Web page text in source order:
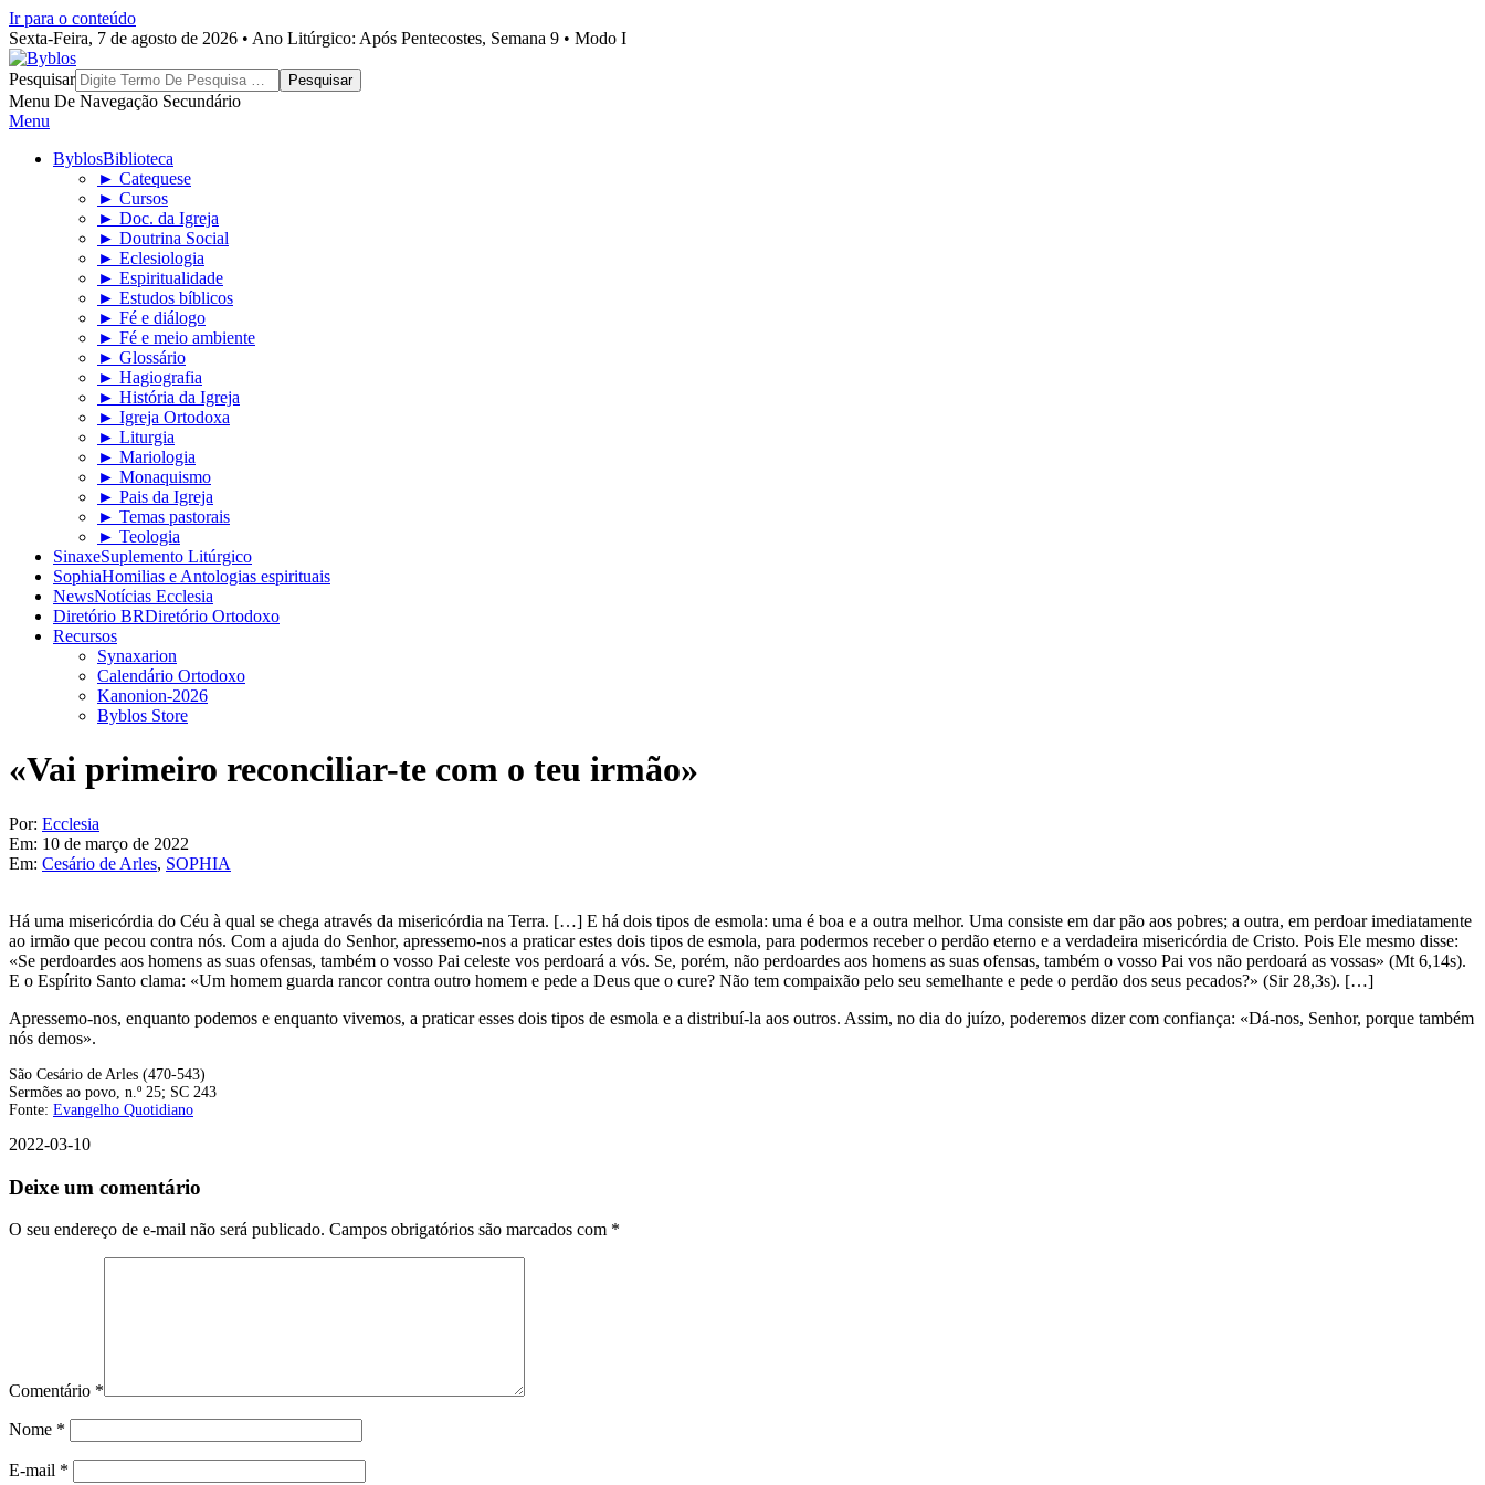
Ir para o conteúdo
Sexta-Feira, 7 de agosto de 2026 • Ano Litúrgico: Após Pentecostes, Semana 9 • Modo I
Byblos
Pesquisar
Menu De Navegação Secundário
Menu
ByblosBiblioteca
► Catequese
► Cursos
► Doc. da Igreja
► Doutrina Social
► Eclesiologia
► Espiritualidade
► Estudos bíblicos
► Fé e diálogo
► Fé e meio ambiente
► Glossário
► Hagiografia
► História da Igreja
► Igreja Ortodoxa
► Liturgia
► Mariologia
► Monaquismo
► Pais da Igreja
► Temas pastorais
► Teologia
SinaxeSuplemento Litúrgico
SophiaHomilias e Antologias espirituais
NewsNotícias Ecclesia
Diretório BRDiretório Ortodoxo
Recursos
Synaxarion
Calendário Ortodoxo
Kanonion-2026
Byblos Store
«Vai primeiro reconciliar-te com o teu irmão»
Por: Ecclesia
Em: 10 de março de 2022
Em: Cesário de Arles, SOPHIA
Há uma misericórdia do Céu à qual se chega através da misericórdia na Terra. […] E há dois tipos de esmola: uma é boa e a outra melhor. Uma consiste em dar pão aos pobres; a outra, em perdoar imediatamente
ao irmão que pecou contra nós. Com a ajuda do Senhor, apressemo-nos a praticar estes dois tipos de esmola, para podermos receber o perdão eterno e a verdadeira misericórdia de Cristo. Pois Ele mesmo disse:
«Se perdoardes aos homens as suas ofensas, também o vosso Pai celeste vos perdoará a vós. Se, porém, não perdoardes aos homens as suas ofensas, também o vosso Pai vos não perdoará as vossas» (Mt 6,14s).
E o Espírito Santo clama: «Um homem guarda rancor contra outro homem e pede a Deus que o cure? Não tem compaixão pelo seu semelhante e pede o perdão dos seus pecados?» (Sir 28,3s). […]
Apressemo-nos, enquanto podemos e enquanto vivemos, a praticar esses dois tipos de esmola e a distribuí-la aos outros. Assim, no dia do juízo, poderemos dizer com confiança: «Dá-nos, Senhor, porque também
nós demos».
São Cesário de Arles (470-543)
Sermões ao povo, n.º 25; SC 243
Fonte: Evangelho Quotidiano
2022-03-10
Deixe um comentário
O seu endereço de e-mail não será publicado. Campos obrigatórios são marcados com *
Comentário *
Nome *
E-mail *